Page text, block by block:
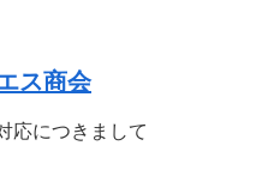
ス商会
応につきまして